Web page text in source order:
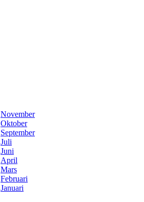
November
Oktober
September
Juli
Juni
April
Mars
Februari
Januari